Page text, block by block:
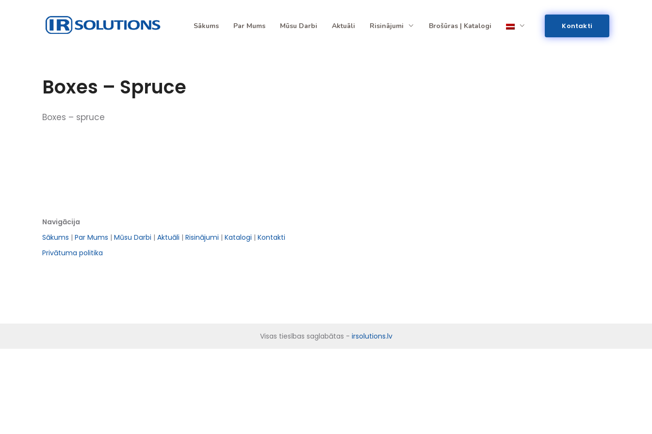
Sākums Par Mums Mūsu Darbi Aktuāli Risinājumi Brošūras | Katalogi Kontakti
Boxes – Spruce
Boxes – spruce
Navigācija
Sākums | Par Mums | Mūsu Darbi | Aktuāli | Risinājumi | Katalogi | Kontakti
Privātuma politika
Visas tiesības saglabātas - irsolutions.lv